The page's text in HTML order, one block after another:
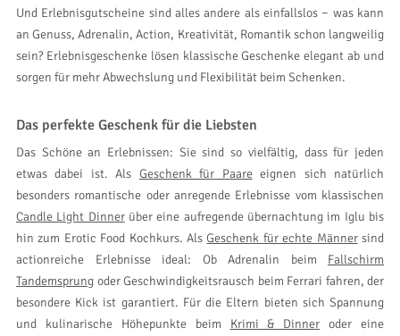
Und Erlebnisgutscheine sind alles andere als einfallslos − was kann
an Genuss, Adrenalin, Action, Kreativität, Romantik schon langweilig
sein? Erlebnisgeschenke lösen klassische Geschenke elegant ab und
sorgen für mehr Abwechslung und Flexibilität beim Schenken.
Das perfekte Geschenk für die Liebsten
Das Schöne an Erlebnissen: Sie sind so vielfältig, dass für jeden
etwas dabei ist. Als Geschenk für Paareeignen sich natürlich
besonders romantische oder anregende Erlebnisse vom klassischen
Candle Light Dinnerüber eine aufregende übernachtung im Iglu bis
hin zum Erotic Food Kochkurs. AlsGeschenk für echte Männersind
actionreiche Erlebnisse ideal: Ob Adrenalin beim Fallschirm
Tandemsprung oder Geschwindigkeitsrausch beim Ferrari fahren, der
besondere Kick ist garantiert. Für die Eltern bieten sich Spannung
und kulinarische Höhepunkte beim Krimi & Dinner oder eine